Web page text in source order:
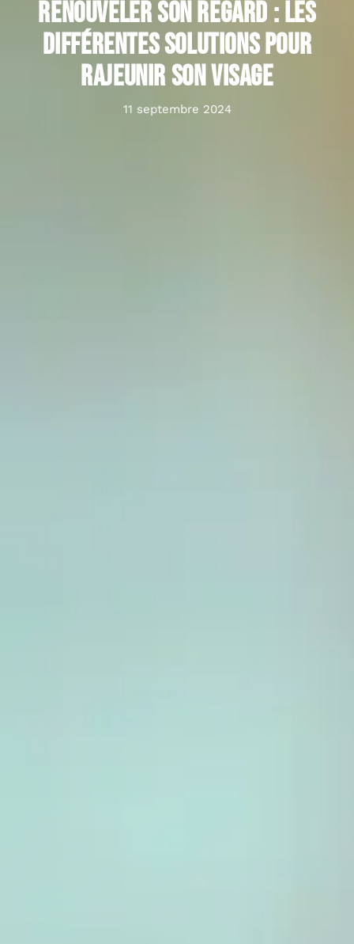
Renouveler son regard : les
différentes solutions pour
rajeunir son visage
11 septembre 2024